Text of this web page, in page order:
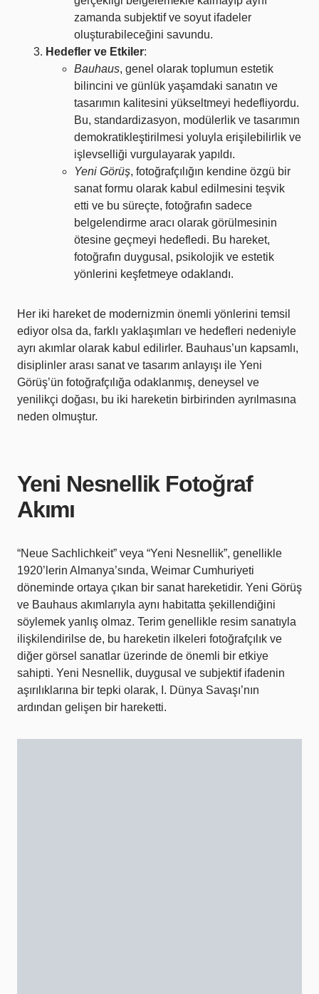
zamanda subjektif ve soyut ifadeler
oluşturabileceğini savundu.
Hedefler ve Etkiler:
Bauhaus, genel olarak toplumun estetik
bilincini ve günlük yaşamdaki sanatın ve
tasarımın kalitesini yükseltmeyi hedefliyordu.
Bu, standardizasyon, modülerlik ve tasarımın
demokratikleştirilmesi yoluyla erişilebilirlik ve
işlevselliği vurgulayarak yapıldı.
Yeni Görüş, fotoğrafçılığın kendine özgü bir
sanat formu olarak kabul edilmesini teşvik
etti ve bu süreçte, fotoğrafın sadece
belgelendirme aracı olarak görülmesinin
ötesine geçmeyi hedefledi. Bu hareket,
fotoğrafın duygusal, psikolojik ve estetik
yönlerini keşfetmeye odaklandı.
Her iki hareket de modernizmin önemli yönlerini temsil
ediyor olsa da, farklı yaklaşımları ve hedefleri nedeniyle
ayrı akımlar olarak kabul edilirler. Bauhaus’un kapsamlı,
disiplinler arası sanat ve tasarım anlayışı ile Yeni
Görüş’ün fotoğrafçılığa odaklanmış, deneysel ve
yenilikçi doğası, bu iki hareketin birbirinden ayrılmasına
neden olmuştur.
Yeni Nesnellik Fotoğraf
Akımı
“Neue Sachlichkeit” veya “Yeni Nesnellik”, genellikle
1920’lerin Almanya’sında, Weimar Cumhuriyeti
döneminde ortaya çıkan bir sanat hareketidir. Yeni Görüş
ve Bauhaus akımlarıyla aynı habitatta şekillendiğini
söylemek yanlış olmaz. Terim genellikle resim sanatıyla
ilişkilendirilse de, bu hareketin ilkeleri fotoğrafçılık ve
diğer görsel sanatlar üzerinde de önemli bir etkiye
sahipti. Yeni Nesnellik, duygusal ve subjektif ifadenin
aşırılıklarına bir tepki olarak, I. Dünya Savaşı’nın
ardından gelişen bir hareketti.